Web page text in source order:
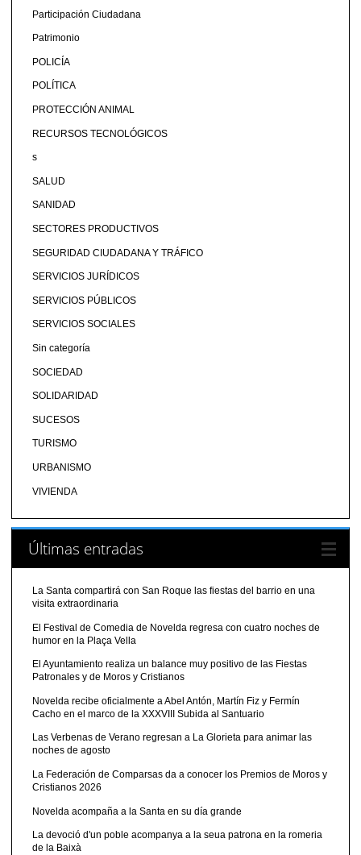
Participación Ciudadana
Patrimonio
POLICÍA
POLÍTICA
PROTECCIÓN ANIMAL
RECURSOS TECNOLÓGICOS
s
SALUD
SANIDAD
SECTORES PRODUCTIVOS
SEGURIDAD CIUDADANA Y TRÁFICO
SERVICIOS JURÍDICOS
SERVICIOS PÚBLICOS
SERVICIOS SOCIALES
Sin categoría
SOCIEDAD
SOLIDARIDAD
SUCESOS
TURISMO
URBANISMO
VIVIENDA
Últimas entradas
La Santa compartirá con San Roque las fiestas del barrio en una
visita extraordinaria
El Festival de Comedia de Novelda regresa con cuatro noches de
humor en la Plaça Vella
El Ayuntamiento realiza un balance muy positivo de las Fiestas
Patronales y de Moros y Cristianos
Novelda recibe oficialmente a Abel Antón, Martín Fiz y Fermín
Cacho en el marco de la XXXVIII Subida al Santuario
Las Verbenas de Verano regresan a La Glorieta para animar las
noches de agosto
La Federación de Comparsas da a conocer los Premios de Moros y
Cristianos 2026
Novelda acompaña a la Santa en su día grande
La devoció d'un poble acompanya a la seua patrona en la romeria
de la Baixà